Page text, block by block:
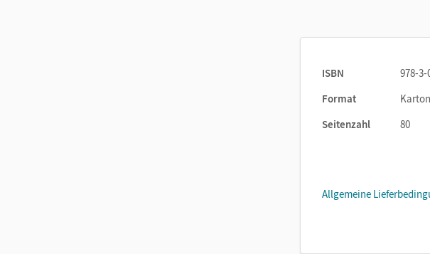
ISBN
978-3-
Format
Seitenzahl
80
Allgemeine